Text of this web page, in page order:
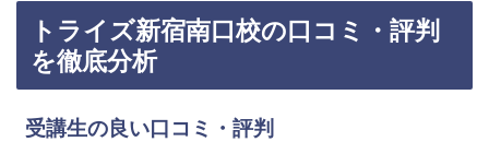
トライズ新宿南口校の口コミ・評判
を徹底分析
受講生の良い口コミ・評判